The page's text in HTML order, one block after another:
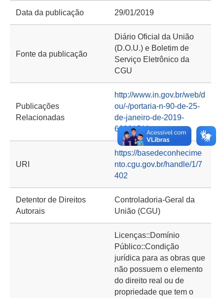
Data da publicação 29/01/2019
Fonte da publicação
Diário Oficial da União
(D.O.U.) e Boletim de
Serviço Eletrônico da
CGU
Publicações
Relacionadas
http://www.in.gov.br/web/d
ou/-/portaria-n-90-de-25-
de-janeiro-de-2019-
60921511
URI
https://basedeconhecime
nto.cgu.gov.br/handle/1/7
402
Detentor de Direitos
Autorais
Controladoria-Geral da
União (CGU)
Licenças::Domínio
Público::Condição
jurídica para as obras que
não possuem o elemento
do direito real ou de
propriedade que tem o